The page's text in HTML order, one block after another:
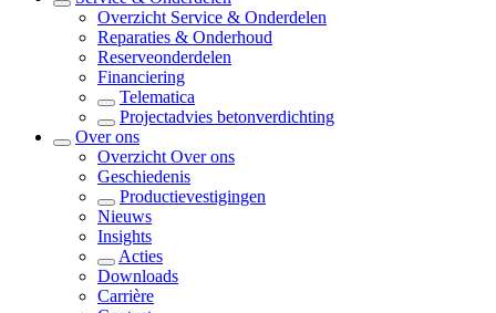
Overzicht Service & Onderdelen
Reparaties & Onderhoud
Reserveonderdelen
Financiering
Telematica
Projectadvies betonverdichting
Over ons
Overzicht Over ons
Geschiedenis
Productievestigingen
Nieuws
Insights
Acties
Downloads
Carrière